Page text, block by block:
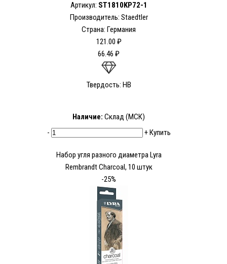
Артикул: ST1810KP72-1
Производитель: Staedtler
Страна: Германия
121.00 ₽
66.46 ₽
Твердость: HB
Наличие: Склад (МСК)
-
+Купить
Набор угля разного диаметра Lyra
Rembrandt Charcoal, 10 штук
-25%